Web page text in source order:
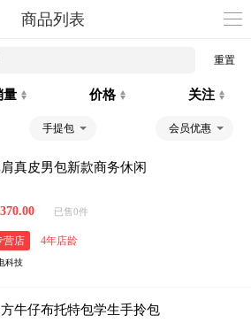
商品列表
重置
量 价格 关注
手提包 会员优惠
真皮男包新款商务休闲
已售0件
营店 4年店龄
科技
牛仔布托特包学生手拎包